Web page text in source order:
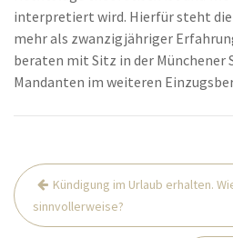
interpretiert wird. Hierfür steht
mehr als zwanzigjähriger
beraten mit Sitz in der
Mandanten im weiteren
Beitrags-
Navigation
Kündigung im Urlaub erhalten.
sinnvollerweise?